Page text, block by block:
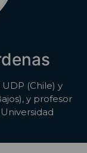
(Chile) y
y profesor